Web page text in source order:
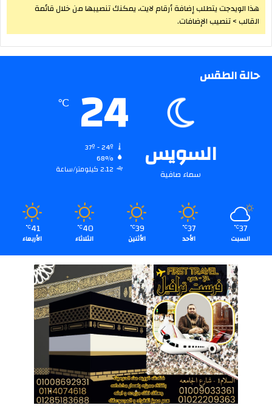
هذا الويدجت يتطلب إضافة أرقام لايت، يمكنك تنصيبها من خلال قائمة
القالب > تنصيب الإضافات.
حالة الطقس
السويس
سماء صافية
24
℃
68%
2.12 كيلومتر/ساعة
37
℃
السبت
37
℃
الأحد
39
℃
الأثنين
40
℃
الثلاثاء
41
℃
الأربعاء